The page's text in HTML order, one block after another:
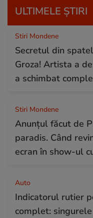
ULTIMELE ȘTIRI
Stiri Mondene
Secretul din
Groza! Artista a
a schimbat
Stiri Mondene
Anunțul făcut de
paradis. Când
ecran în show-ul
Auto
Indicatorul rutier
complet: